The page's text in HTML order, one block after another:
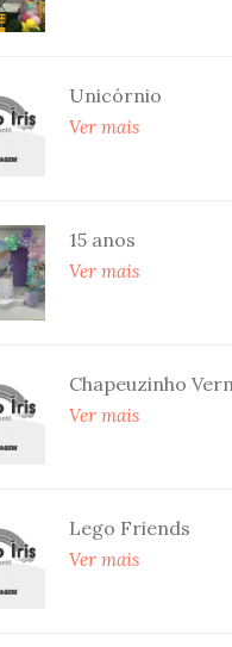
Unicórnio
Ver mais
15 anos
Ver mais
Chapeuzinho
Ver mais
Lego Friends
Ver mais